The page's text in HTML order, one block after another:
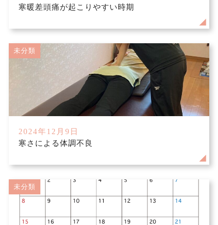
寒暖差頭痛が起こりやすい時期
未分類
2024年12月9日
寒さによる体調不良
未分類